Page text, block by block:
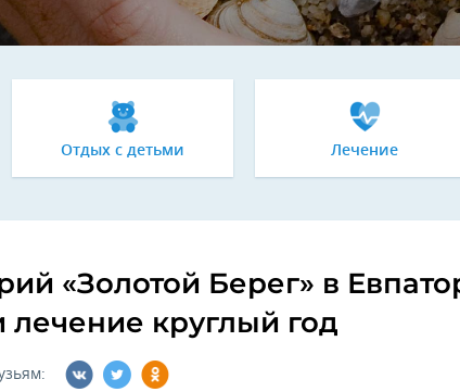
Отдых с детьми Лечение
«Золотой Берег» в
лечение круглый год